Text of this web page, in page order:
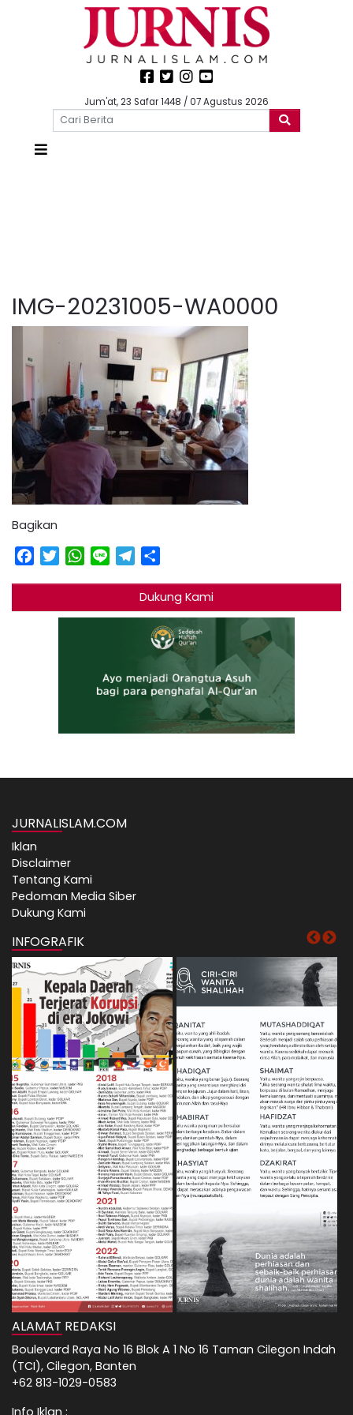
Jum'at, 23 Safar 1448 / 07 Agustus 2026
IMG-20231005-WA0000
Bagikan
Facebook
TwitterWhatsApp
Line Telegram
Dukung Kami
JURNALISLAM.COM
Iklan
Disclaimer
Tentang Kami
Pedoman Media Siber
Dukung Kami
INFOGRAFIK
ALAMAT REDAKSI
Boulevard Raya No 16 Blok A 1 No 16 Taman Cilegon Indah
(TCI), Cilegon, Banten
+62 813-1029-0583